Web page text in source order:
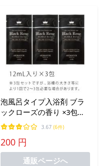
泡風呂タイプ入浴剤 ブラ
ックローズの香り ×3包セ
ット 〜 送料無料
3.67 (6件)
200 円
通販ページへ